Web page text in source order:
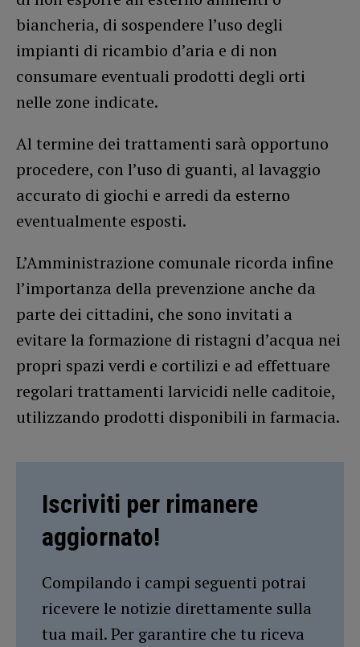
biancheria, di sospendere l’uso degli
impianti di ricambio d’aria e di non
consumare eventuali prodotti degli orti
nelle zone indicate.
Al termine dei trattamenti sarà opportuno
procedere, con l’uso di guanti, al lavaggio
accurato di giochi e arredi da esterno
eventualmente esposti.
L’Amministrazione comunale ricorda infine
l’importanza della prevenzione anche da
parte dei cittadini, che sono invitati a
evitare la formazione di ristagni d’acqua nei
propri spazi verdi e cortilizi e ad effettuare
regolari trattamenti larvicidi nelle caditoie,
utilizzando prodotti disponibili in farmacia.
Iscriviti per rimanere
aggiornato!
Compilando i campi seguenti potrai
ricevere le notizie direttamente sulla
tua mail. Per garantire che tu riceva